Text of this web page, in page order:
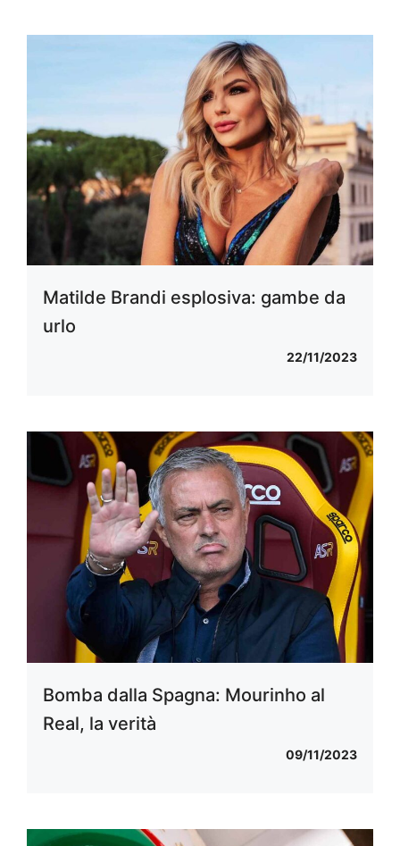
Matilde Brandi esplosiva: gambe da
urlo
22/11/2023
Bomba dalla Spagna: Mourinho al
Real, la verità
09/11/2023